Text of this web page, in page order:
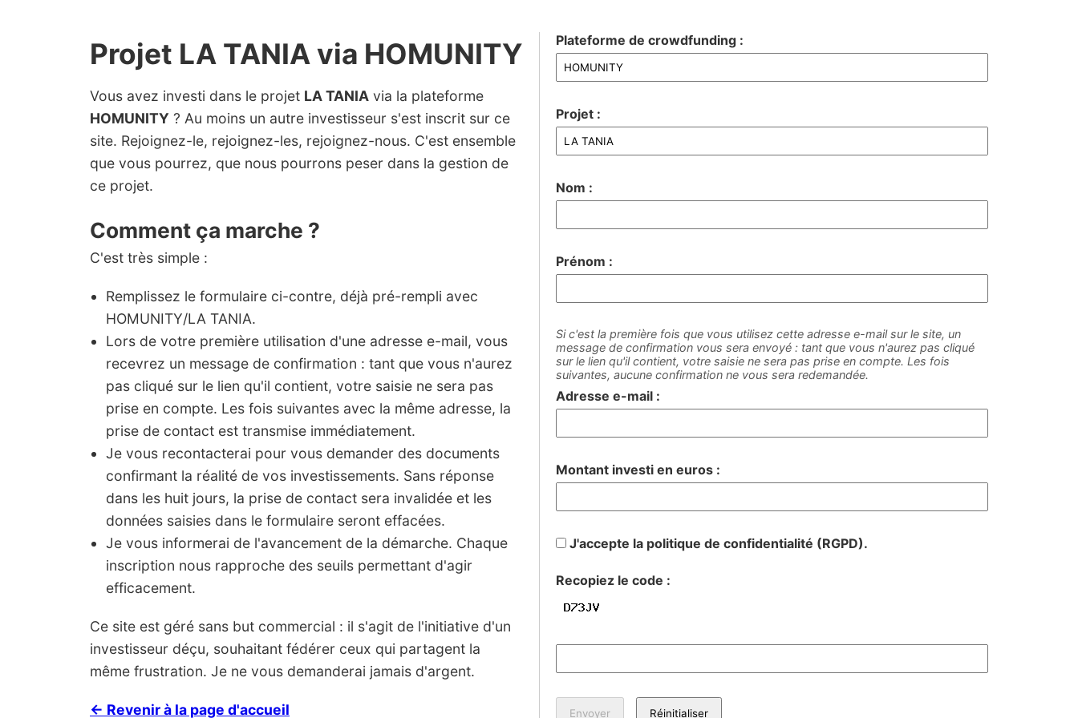
Projet LA TANIA via HOMUNITY
Vous avez investi dans le projet LA TANIA via la plateforme
HOMUNITY ? Au moins un autre investisseur s'est inscrit sur ce
site. Rejoignez-le, rejoignez-les, rejoignez-nous. C'est ensemble
que vous pourrez, que nous pourrons peser dans la gestion de
ce projet.
Comment ça marche ?
C'est très simple :
Remplissez le formulaire ci-contre, déjà pré-rempli avec
HOMUNITY/LA TANIA.
Lors de votre première utilisation d'une adresse e-mail, vous
recevrez un message de confirmation : tant que vous n'aurez
pas cliqué sur le lien qu'il contient, votre saisie ne sera pas
prise en compte. Les fois suivantes avec la même adresse, la
prise de contact est transmise immédiatement.
Je vous recontacterai pour vous demander des documents
confirmant la réalité de vos investissements. Sans réponse
dans les huit jours, la prise de contact sera invalidée et les
données saisies dans le formulaire seront effacées.
Je vous informerai de l'avancement de la démarche. Chaque
inscription nous rapproche des seuils permettant d'agir
efficacement.
Ce site est géré sans but commercial : il s'agit de l'initiative d'un
investisseur déçu, souhaitant fédérer ceux qui partagent la
même frustration. Je ne vous demanderai jamais d'argent.
← Revenir à la page d'accueil
Plateforme de crowdfunding :
Projet :
Nom :
Prénom :
Si c'est la première fois que vous utilisez cette adresse e-mail sur le site, un
message de confirmation vous sera envoyé : tant que vous n'aurez pas cliqué
sur le lien qu'il contient, votre saisie ne sera pas prise en compte. Les fois
suivantes, aucune confirmation ne vous sera redemandée.
Adresse e-mail :
Montant investi en euros :
J'accepte la politique de confidentialité (RGPD).
Recopiez le code :